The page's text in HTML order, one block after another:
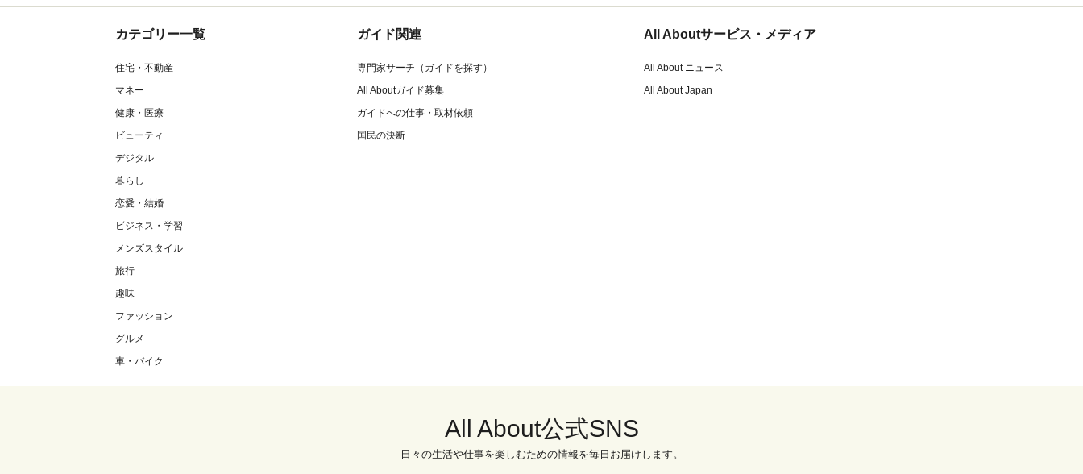
カテゴリー一覧
住宅・不動産
マネー
健康・医療
ビューティ
デジタル
暮らし
恋愛・結婚
ビジネス・学習
メンズスタイル
旅行
趣味
ファッション
グルメ
車・バイク
ガイド関連
専門家サーチ（ガイドを探す）
All Aboutガイド募集
ガイドへの仕事・取材依頼
国民の決断
All Aboutサービス・メディア
All About ニュース
All About Japan
All About公式SNS
日々の生活や仕事を楽しむための情報を毎日お届けします。